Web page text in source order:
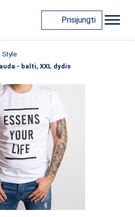
Prisijungti
Style
- balti, XXL dydis